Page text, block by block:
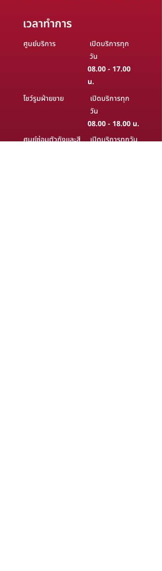
เวลาทำการ
ศูนย์บริการ
เปิดบริการทุก
วัน
08.00 - 17.00
น.
โชว์รูมฝ่ายขาย
เปิดบริการทุก
วัน
08.00 - 18.00 น.
ศูนย์ซ่อมตัวถังและสี
เปิดบริการทุกวัน